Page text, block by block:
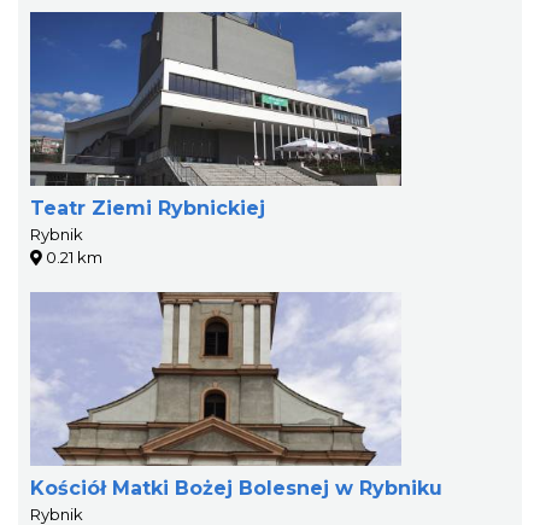
Teatr Ziemi Rybnickiej
Rybnik
0.21 km
Kościół Matki Bożej Bolesnej w Rybniku
Rybnik